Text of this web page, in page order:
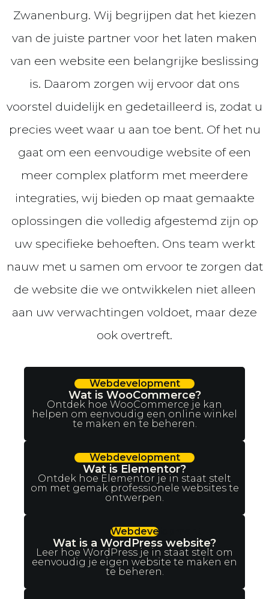
Zwanenburg. Wij begrijpen dat het kiezen
van de juiste partner voor het laten maken
van een website een belangrijke beslissing
is. Daarom zorgen wij ervoor dat ons
voorstel duidelijk en gedetailleerd is, zodat u
precies weet waar u aan toe bent. Of het nu
gaat om een eenvoudige website of een
meer complex platform met meerdere
integraties, wij bieden op maat gemaakte
oplossingen die volledig afgestemd zijn op
uw specifieke behoeften. Ons team werkt
nauw met u samen om ervoor te zorgen dat
de website die we ontwikkelen niet alleen
aan uw verwachtingen voldoet, maar deze
ook overtreft.
Webdevelopment
Wat is WooCommerce?
Ontdek hoe WooCommerce je kan
helpen om eenvoudig een online winkel
te maken en te beheren.
Webdevelopment
Wat is Elementor?
Ontdek hoe Elementor je in staat stelt
om met gemak professionele websites te
ontwerpen.
Webdevelopment
Wat is a WordPress website?
Leer hoe WordPress je in staat stelt om
eenvoudig je eigen website te maken en
te beheren.